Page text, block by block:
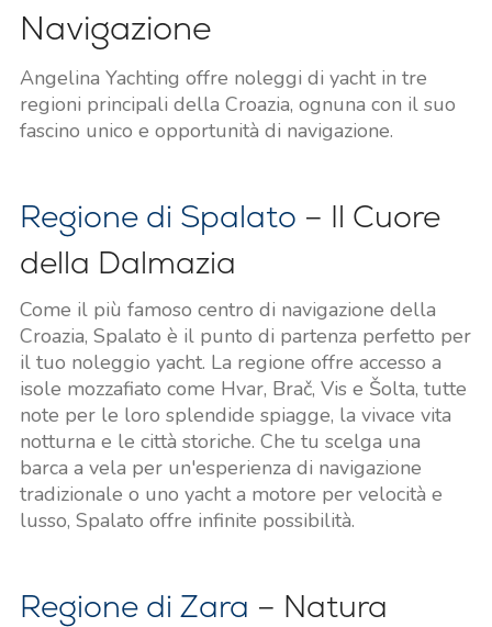
Navigazione
Angelina Yachting offre noleggi di yacht in tre
regioni principali della Croazia, ognuna con il suo
fascino unico e opportunità di navigazione.
Regione di Spalato – Il Cuore
della Dalmazia
Come il più famoso centro di navigazione della
Croazia, Spalato è il punto di partenza perfetto per
il tuo noleggio yacht. La regione offre accesso a
isole mozzafiato come Hvar, Brač, Vis e Šolta, tutte
note per le loro splendide spiagge, la vivace vita
notturna e le città storiche. Che tu scelga una
barca a vela per un'esperienza di navigazione
tradizionale o uno yacht a motore per velocità e
lusso, Spalato offre infinite possibilità.
Regione di Zara – Natura